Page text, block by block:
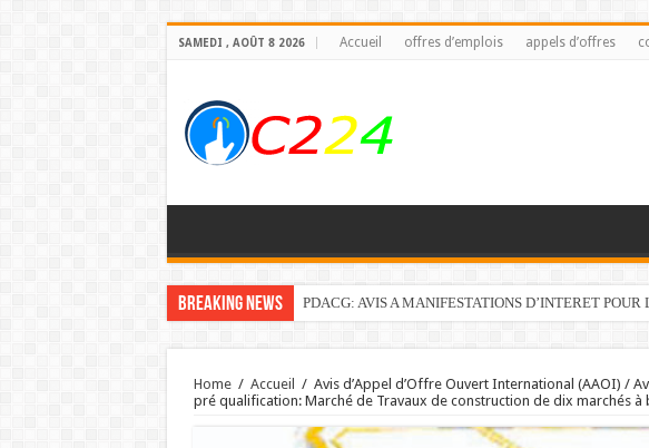
SAMEDI , AOÛT 8 2026 Accueil offres d’emplois appels d’offres
Breaking News PDACG: AVIS A MANIFESTATIONS D’INTERET
Home / Accueil / Avis d’Appel d’Offre Ouvert International (AAOI) /
pré qualification: Marché de Travaux de construction de dix marchés à